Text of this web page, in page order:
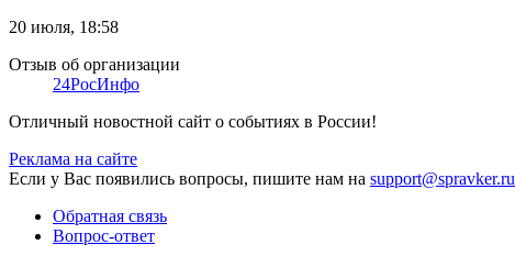
20 июля, 18:58
Отзыв об организации
24РосИнфо
Отличный новостной сайт о событиях в России!
Реклама на сайте
Если у Вас появились вопросы, пишите нам на support@spravker.ru
Обратная связь
Вопрос-ответ